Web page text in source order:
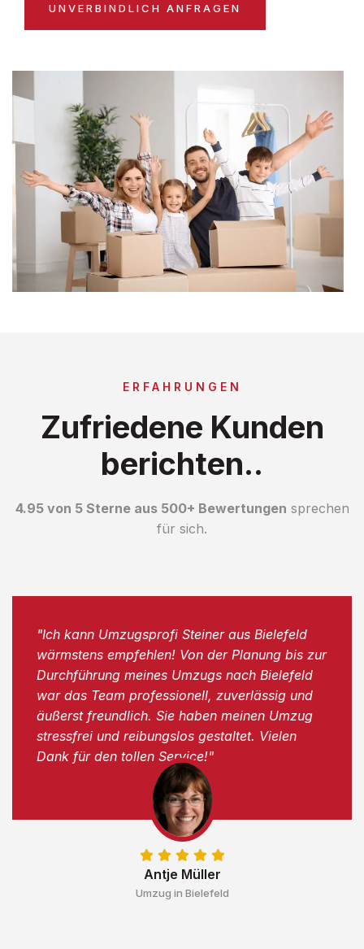
UNVERBINDLICH ANFRAGEN
ERFAHRUNGEN
Zufriedene Kunden
berichten..
4.95 von 5 Sterne aus 500+ Bewertungen sprechen
für sich.
Antje Müller
Umzug in Bielefeld
"Ich kann Umzugsprofi Steiner aus Bielefeld
wärmstens empfehlen! Von der Planung bis zur
Durchführung meines Umzugs nach Bielefeld
war das Team professionell, zuverlässig und
äußerst freundlich. Sie haben meinen Umzug
stressfrei und reibungslos gestaltet. Vielen
Dank für den tollen Service!"